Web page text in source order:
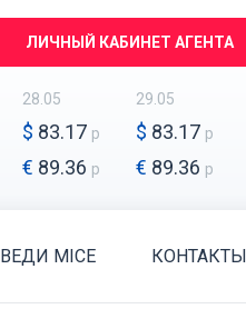
ЛИЧНЫЙ КАБИНЕТ АГЕНТА
28.05
$ 83.17 р
€ 89.36 р
29.05
$ 83.17 р
€ 89.36 р
ВЕДИ MICE КОНТАКТЫ